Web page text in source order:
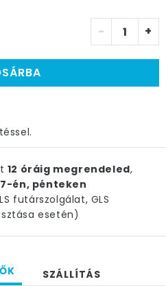
- +
12 óráig megrendeled,
én, pénteken
futárszolgálat, GLS
esetén)
SZÁLLÍTÁS